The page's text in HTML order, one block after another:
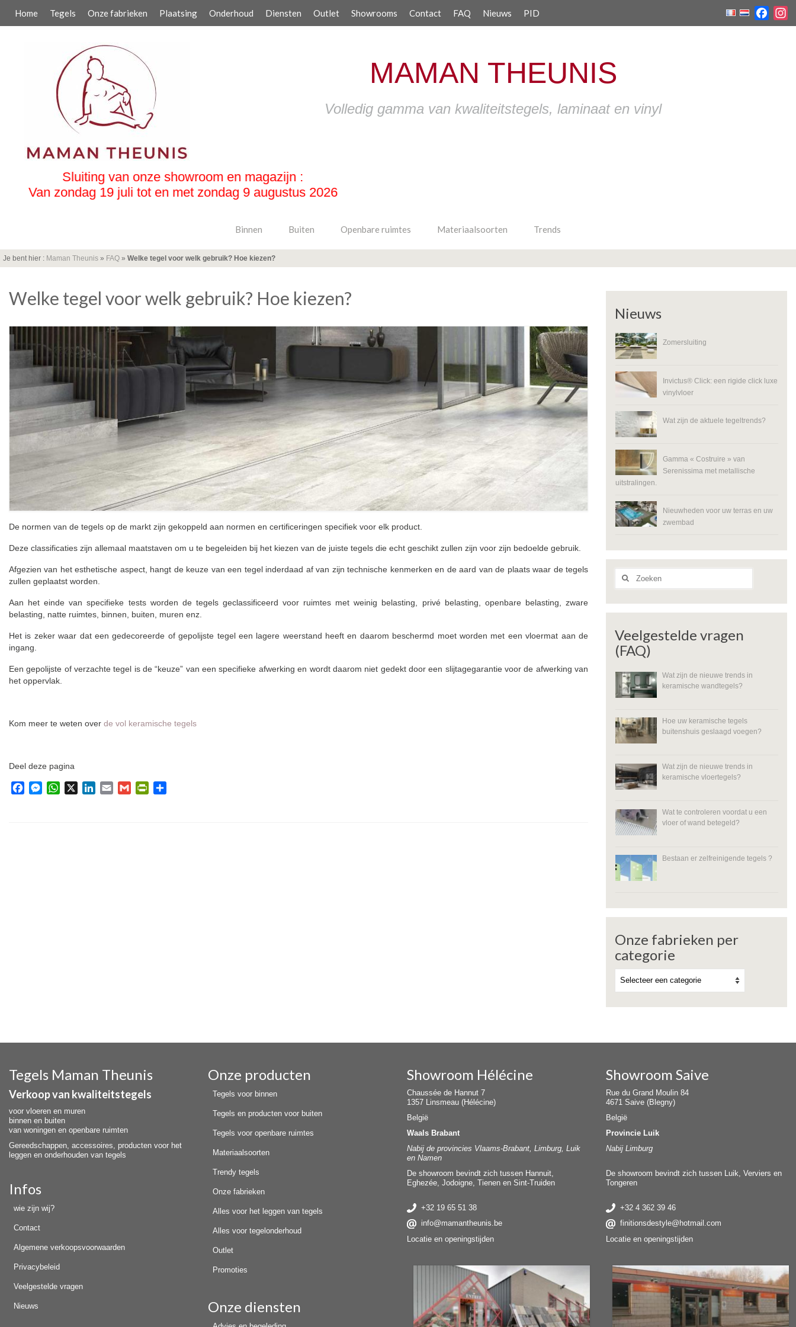
Home Tegels Onze fabrieken Plaatsing Onderhoud Diensten Outlet Showrooms Contact FAQ Nieuws PID
MAMAN THEUNIS
Volledig gamma van kwaliteitstegels, laminaat en vinyl
van onze showroom en magazijn :
19 juli tot en met zondag 9 augustus 2026
Binnen Buiten Openbare ruimtes Materiaalsoorten Trends
Je bent hier : Maman Theunis » FAQ » Welke tegel voor welk gebruik? Hoe kiezen?
Welke tegel voor welk gebruik? Hoe kiezen?
De normen van de tegels op de markt zijn gekoppeld aan normen en certificeringen specifiek voor elk product.
Deze classificaties zijn allemaal maatstaven om u te begeleiden bij het kiezen van de juiste tegels die echt geschikt zullen zijn voor zijn bedoelde gebruik.
Afgezien van het esthetische aspect, hangt de keuze van een tegel inderdaad af van zijn technische kenmerken en de aard van de plaats waar de tegels
zullen geplaatst worden.
Aan het einde van specifieke tests worden de tegels geclassificeerd voor ruimtes met weinig belasting, privé belasting, openbare belasting, zware
belasting, natte ruimtes, binnen, buiten, muren enz.
Het is zeker waar dat een gedecoreerde of gepolijste tegel een lagere weerstand heeft en daarom beschermd moet worden met een vloermat aan de
ingang.
Een gepolijste of verzachte tegel is de “keuze” van een specifieke afwerking en wordt daarom niet gedekt door een slijtagegarantie voor de afwerking van
het oppervlak.
Kom meer te weten over de vol keramische tegels
Deel deze pagina
FacebookMessenger
WhatsAppLinkedIn
Email Gmail PrintFriendly
Nieuws
Zomersluiting
Invictus® Click: een rigide click luxe
vinylvloer
Wat zijn de aktuele tegeltrends?
Gamma « Costruire » van
Serenissima met metallische
uitstralingen.
Nieuwheden voor uw terras en uw
zwembad
Zoeken
naar:
Veelgestelde vragen
(FAQ)
Wat zijn de nieuwe trends in
keramische wandtegels?
Hoe uw keramische tegels
buitenshuis geslaagd voegen?
Wat zijn de nieuwe trends in
keramische vloertegels?
Wat te controleren voordat u een
vloer of wand betegeld?
Bestaan er zelfreinigende tegels ?
Onze fabrieken per
categorie
Tegels Maman Theunis
Verkoop van kwaliteitstegels
voor vloeren en muren
binnen en buiten
van woningen en openbare ruimten
Gereedschappen, accessoires, producten voor het
leggen en onderhouden van tegels
Infos
wie zijn wij?
Contact
Algemene verkoopsvoorwaarden
Privacybeleid
Veelgestelde vragen
Nieuws
Onze producten
Tegels voor binnen
Tegels en producten voor buiten
Tegels voor openbare ruimtes
Materiaalsoorten
Trendy tegels
Onze fabrieken
Alles voor het leggen van tegels
Alles voor tegelonderhoud
Outlet
Promoties
Onze diensten
Showroom Hélécine
Chaussée de Hannut 7
1357 Linsmeau (Hélécine)
België
Waals Brabant
Nabij de provincies Vlaams-Brabant, Limburg, Luik
en Namen
De showroom bevindt zich tussen Hannuit,
Eghezée, Jodoigne, Tienen en Sint-Truiden
+32 19 65 51 38
info@mamantheunis.be
Locatie en openingstijden
Showroom Saive
Rue du Grand Moulin 84
4671 Saive (Blegny)
België
Provincie Luik
Nabij Limburg
De showroom bevindt zich tussen Luik, Verviers en
Tongeren
+32 4 362 39 46
finitionsdestyle@hotmail.com
Locatie en openingstijden